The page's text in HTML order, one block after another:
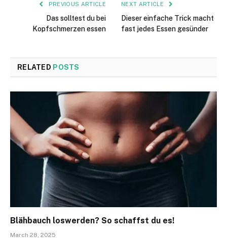
PREVIOUS ARTICLE
Das solltest du bei
Kopfschmerzen essen
NEXT ARTICLE
Dieser einfache Trick macht
fast jedes Essen gesünder
RELATED POSTS
Blähbauch loswerden? So schaffst du es!
March 28, 2025